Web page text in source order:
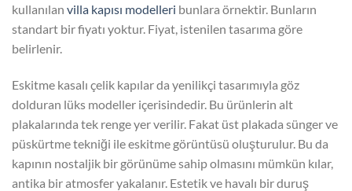
kullanılan villa kapısı modelleri bunlara örnektir. Bunların
standart bir fiyatı yoktur. Fiyat, istenilen tasarıma göre
belirlenir.
Eskitme kasalı çelik kapılar da yenilikçi tasarımıyla göz
dolduran lüks modeller içerisindedir. Bu ürünlerin alt
plakalarında tek renge yer verilir. Fakat üst plakada sünger ve
püskürtme tekniği ile eskitme görüntüsü oluşturulur. Bu da
kapının nostaljik bir görünüme sahip olmasını mümkün kılar,
antika bir atmosfer yakalanır. Estetik ve havalı bir duruş